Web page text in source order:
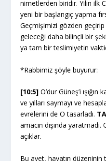
nimetlerden biridir. Yılın ilk
yeni bir başlangıç yapma
Geçmişimizi gözden geçirip
geleceği daha bilinçli bir
ya tam bir teslimiyetin
*Rabbimiz şöyle buyurur:
[10:5]O’dur Güneş’i ışığın
ve yılları saymayı ve
evrelerini de O tasarladı.
amacın dışında
açıklar.
Bu ayet, hayatın düzeninin